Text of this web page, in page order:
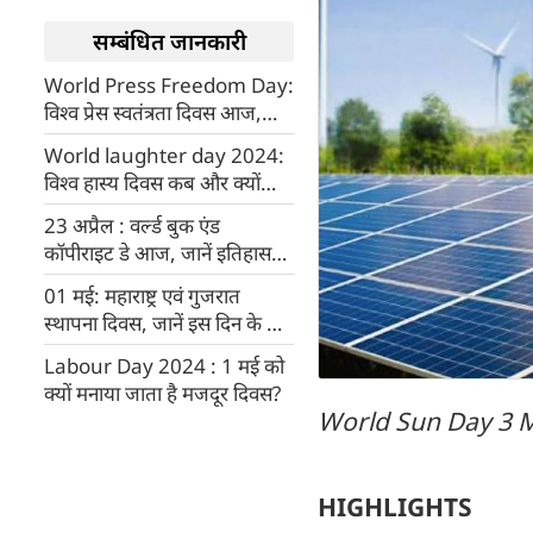
सम्बंधित जानकारी
World Press Freedom Day:
विश्व प्रेस स्वतंत्रता दिवस आज,
जानें इतिहास और महत्व
World laughter day 2024:
विश्‍व हास्य दिवस कब और क्यों
मनाया जाता है?
23 अप्रैल : वर्ल्ड बुक एंड
कॉपीराइट डे आज, जानें इतिहास
और 2024 की थीम
01 मई: महाराष्ट्र एवं गुजरात
स्थापना दिवस, जानें इस दिन के बारे
में
Labour Day 2024 : 1 मई को
क्यों मनाया जाता है मजदूर दिवस?
World Sun Day 3
HIGHLIGHTS